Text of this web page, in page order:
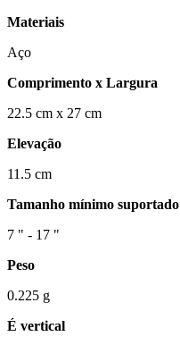
Materiais
Aço
Comprimento x Largura
22.5 cm x 27 cm
Elevação
11.5 cm
Tamanho mínimo
7 " - 17 "
Peso
0.225 g
É vertical